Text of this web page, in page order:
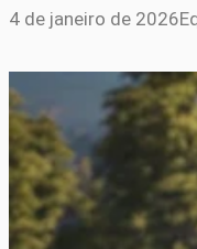
4 de janeiro de 2026